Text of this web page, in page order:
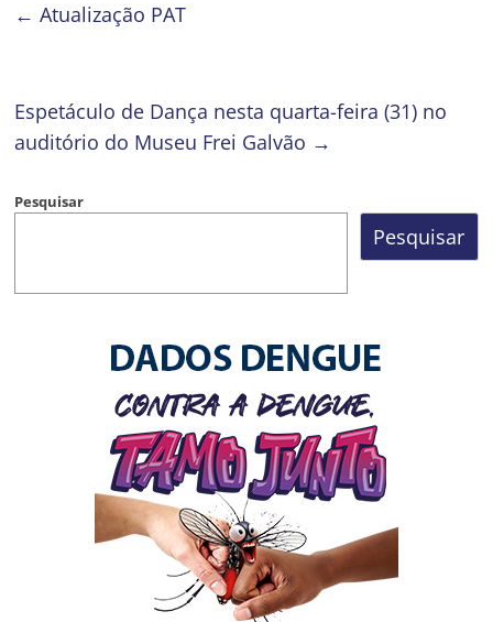
← Atualização PAT
Espetáculo de Dança nesta quarta-feira (31) no
auditório do Museu Frei Galvão →
Pesquisar
Pesquisar